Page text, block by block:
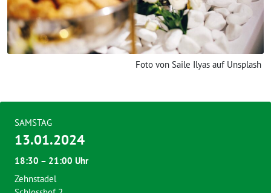
Foto von Saile Ilyas auf Unsplash
SAMSTAG
13.01.2024
18:30 – 21:00 Uhr
Zehnstadel